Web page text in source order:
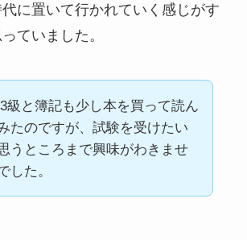
に置いて行かれていく感じがす
ていました。
級と簿記も少し本を買って読ん
たのですが、試験を受けたい
うところまで興味がわきませ
した。